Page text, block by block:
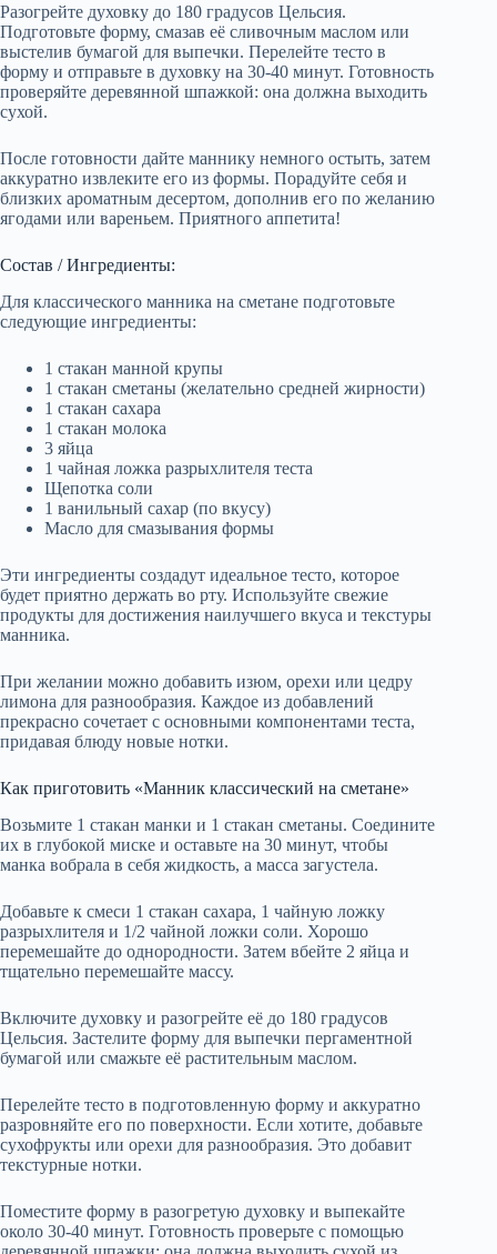
Разогрейте духовку до 180 градусов Цельсия.
Подготовьте форму, смазав её сливочным маслом или
выстелив бумагой для выпечки. Перелейте тесто в
форму и отправьте в духовку на 30-40 минут. Готовность
проверяйте деревянной шпажкой: она должна выходить
сухой.
После готовности дайте маннику немного остыть, затем
аккуратно извлеките его из формы. Порадуйте себя и
близких ароматным десертом, дополнив его по желанию
ягодами или вареньем. Приятного аппетита!
Состав / Ингредиенты:
Для классического манника на сметане подготовьте
следующие ингредиенты:
1 стакан манной крупы
1 стакан сметаны (желательно средней жирности)
1 стакан сахара
1 стакан молока
3 яйца
1 чайная ложка разрыхлителя теста
Щепотка соли
1 ванильный сахар (по вкусу)
Масло для смазывания формы
Эти ингредиенты создадут идеальное тесто, которое
будет приятно держать во рту. Используйте свежие
продукты для достижения наилучшего вкуса и текстуры
манника.
При желании можно добавить изюм, орехи или цедру
лимона для разнообразия. Каждое из добавлений
прекрасно сочетает с основными компонентами теста,
придавая блюду новые нотки.
Как приготовить «Манник классический на сметане»
Возьмите 1 стакан манки и 1 стакан сметаны. Соедините
их в глубокой миске и оставьте на 30 минут, чтобы
манка вобрала в себя жидкость, а масса загустела.
Добавьте к смеси 1 стакан сахара, 1 чайную ложку
разрыхлителя и 1/2 чайной ложки соли. Хорошо
перемешайте до однородности. Затем вбейте 2 яйца и
тщательно перемешайте массу.
Включите духовку и разогрейте её до 180 градусов
Цельсия. Застелите форму для выпечки пергаментной
бумагой или смажьте её растительным маслом.
Перелейте тесто в подготовленную форму и аккуратно
разровняйте его по поверхности. Если хотите, добавьте
сухофрукты или орехи для разнообразия. Это добавит
текстурные нотки.
Поместите форму в разогретую духовку и выпекайте
около 30-40 минут. Готовность проверьте с помощью